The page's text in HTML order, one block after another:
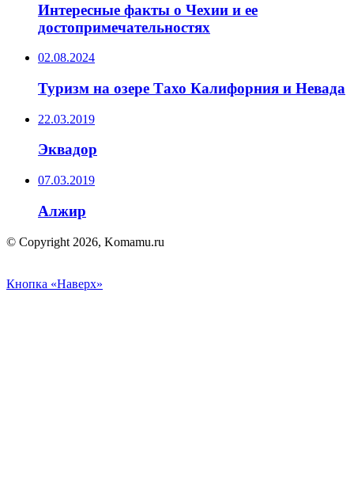
Интересные факты о Чехии и ее
достопримечательностях
02.08.2024
Туризм на озере Тахо Калифорния и Невада
22.03.2019
Эквадор
07.03.2019
Алжир
© Copyright 2026, Komamu.ru
Кнопка «Наверх»